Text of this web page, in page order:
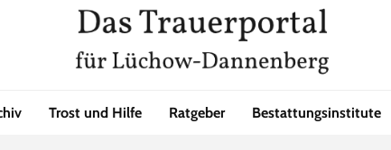
Trost und Hilfe Ratgeber Bestattungsinstitute